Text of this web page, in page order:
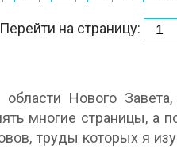
Перейти на страницу:
Нового
многие страницы, а
труды которых я